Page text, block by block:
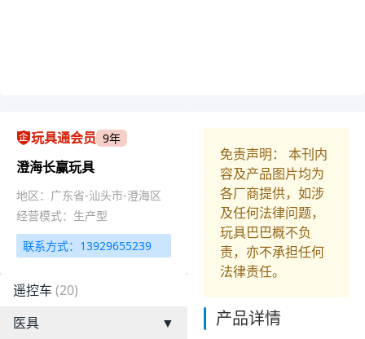
玩具通会员 9年
澄海长赢玩具
地区：广东省-汕头市-澄海区
经营模式：生产型
联系方式：13929655239
遥控车 (20)
医具
▼
免责声明： 本刊内
容及产品图片均为
各厂商提供，如涉
及任何法律问题，
玩具巴巴概不负
责，亦不承担任何
法律责任。
产品详情